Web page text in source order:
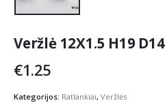
Veržlė 12X1.5 H19
€1.25
Kategorijos: Ratlankiai, Veržlės